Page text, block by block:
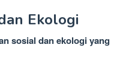
Ekologi
sosial dan ekologi yang